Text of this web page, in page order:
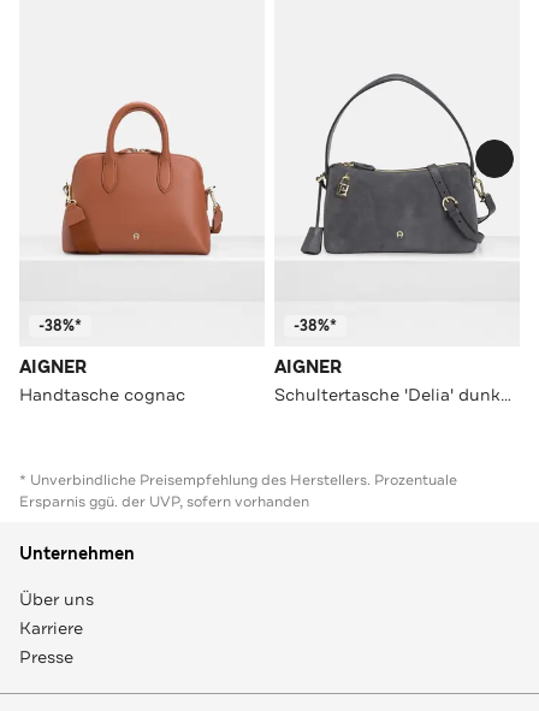
-38%*
AIGNER
Handtasche cognac
-38%*
AIGNER
Schultertasche 'Delia' dunkelgrau
* Unverbindliche Preisempfehlung des Herstellers. Prozentuale
Ersparnis ggü. der UVP, sofern vorhanden
Unternehmen
Über uns
Karriere
Presse